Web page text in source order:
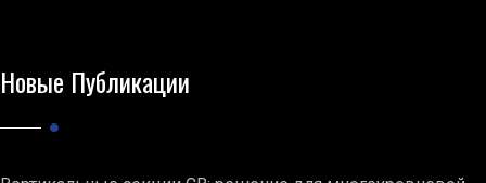
Новые Публикации